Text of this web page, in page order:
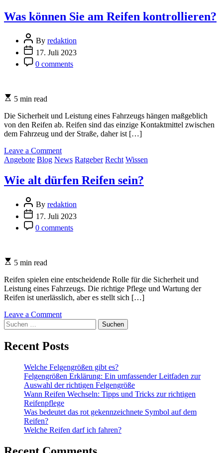
müssen
alle
Ihres
Fahrzeugs
am
Hauptprofil
Was können Sie am Reifen kontrollieren?
Post
Author
By redaktion
Post
Date
17. Juli 2023
Post
Comment
0 comments
Estimated
time
5 min read
Die Sicherheit und Leistung eines Fahrzeugs hängen maßgeblich
von den Reifen ab. Reifen sind das einzige Kontaktmittel zwischen
dem Fahrzeug und der Straße, daher ist […]
Leave a Commenton
Was
Sie
am
kontrollieren?
Categories
Angebote Blog News Ratgeber Recht Wissen
Wie alt dürfen Reifen sein?
Post
Author
By redaktion
Post
Date
17. Juli 2023
Post
Comment
0 comments
Estimated
time
5 min read
Reifen spielen eine entscheidende Rolle für die Sicherheit und
Leistung eines Fahrzeugs. Die richtige Pflege und Wartung der
Reifen ist unerlässlich, aber es stellt sich […]
Leave a Commenton
alt
Reifen
Suchen
nach:
Recent Posts
Welche Felgengrößen gibt es?
Felgengrößen Erklärung: Ein umfassender Leitfaden zur
Auswahl der richtigen Felgengröße
Wann Reifen Wechseln: Tipps und Tricks zur richtigen
Reifenpflege
Was bedeutet das rot gekennzeichnete Symbol auf dem
Reifen?
Welche Reifen darf ich fahren?